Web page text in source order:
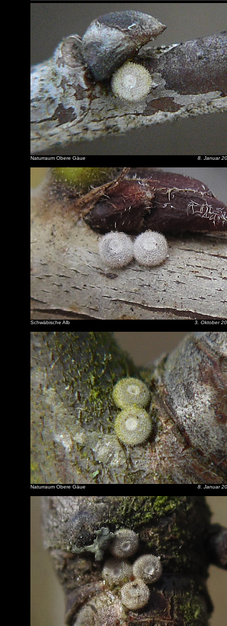
Naturraum Obere Gäue 8. Januar
Schwäbische Alb 3. Oktober
Naturraum Obere Gäue 8. Januar